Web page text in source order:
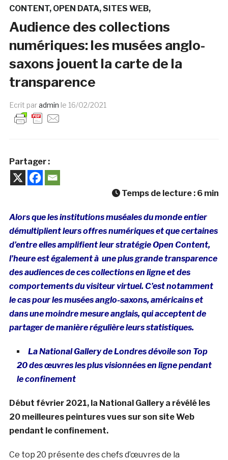
CONTENT OPEN DATA SITES WEB
Audience des collections
numériques: les musées anglo-
saxons jouent la carte de la
transparence
Ecrit paradmin le 16/02/2021
Partager :
Temps de lecture : 6 min
Alors que les institutions muséales du monde entier
démultiplient leurs offres numériques et que certaines
d’entre elles amplifient leur stratégie Open Content,
l’heure est également à une plus grande transparence
des audiences de ces collections en ligne et des
comportements du visiteur virtuel. C’est notamment
le cas pour les musées anglo-saxons, américains et
dans une moindre mesure anglais, qui acceptent de
partager de manière régulière leurs statistiques.
La National Gallery de Londres dévoile son Top
20 des œuvres les plus visionnées en ligne pendant
le confinement
Début février 2021, la National Gallery a révélé les
20 meilleures peintures vues sur son site Web
pendant le confinement.
Ce top 20 présente des chefs d’œuvres de la